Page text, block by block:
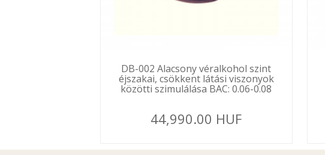
DB-002 Alacsony véralkohol szint
éjszakai, csökkent látási viszonyok
közötti szimulálása BAC: 0.06-0.08
44,990.00 HUF